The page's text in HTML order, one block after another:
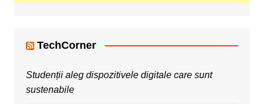
TechCorner
Studenții aleg dispozitivele digitale care sunt
sustenabile